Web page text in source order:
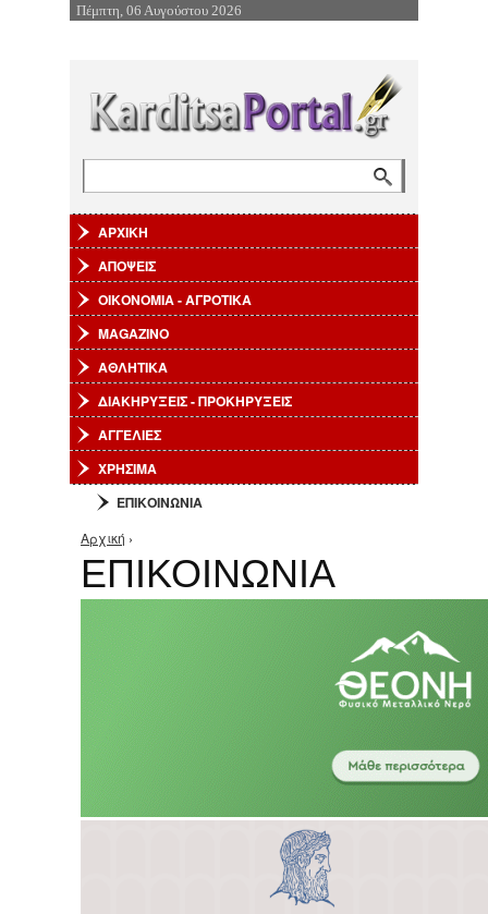
Επιστροφή στην Πλοήγηση
Πέμπτη, 06 Αυγούστου 2026
ΑΡΧΙΚΗ
ΑΠΟΨΕΙΣ
ΟΙΚΟΝΟΜΙΑ - ΑΓΡΟΤΙΚΑ
MAGAZINO
ΑΘΛΗΤΙΚΑ
ΔΙΑΚΗΡΥΞΕΙΣ - ΠΡΟΚΗΡΥΞΕΙΣ
ΑΓΓΕΛΙΕΣ
ΧΡΗΣΙΜΑ
ΕΠΙΚΟΙΝΩΝΙΑ
Είστε εδώ
Αρχική ›
ΕΠΙΚΟΙΝΩΝΙΑ